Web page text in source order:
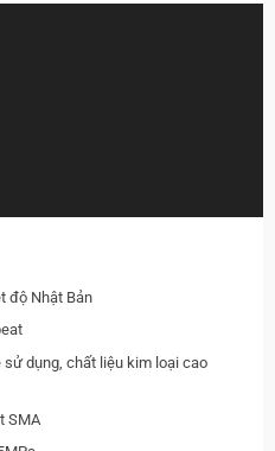
độ Nhật Bản
dụng, chất liệu kim loại cao
SMA